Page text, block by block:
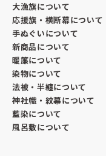
大漁旗について
応援旗・横断幕について
手ぬぐいについて
新商品について
暖簾について
染物について
法被・半纏について
神社幟・紋幕について
藍染について
風呂敷について